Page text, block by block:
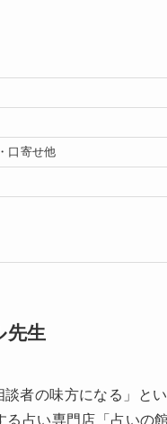
口寄せ他
先生
者の味方になる」と
占い専門店「占いの